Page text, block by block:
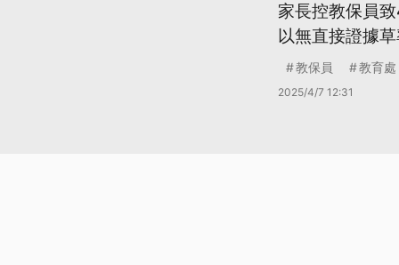
家長控教保員
以無直接證據
教保員 教育處
2025/4/7 12:31